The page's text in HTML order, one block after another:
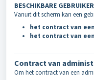
BESCHIKBARE
Vanuit dit scherm kan een
het contract van
het contract van
Contract van
Om het contract van een